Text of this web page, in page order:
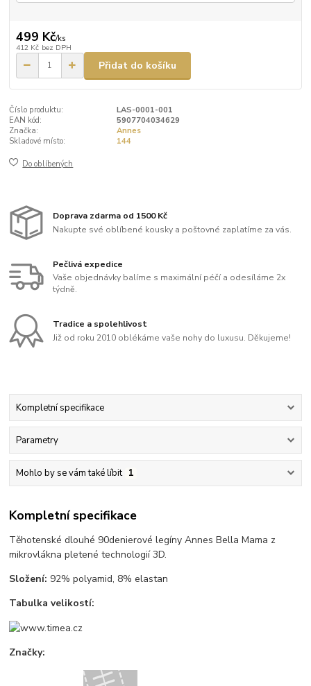
499 Kč/ks
412 Kč bez DPH
Přidat do košíku
Číslo produktu:
LAS-0001-001
EAN kód:
5907704034629
Značka:
Annes
Skladové místo:
144
Do oblíbených
Doprava zdarma od 1500 Kč
Nakupte své oblíbené kousky a poštovné zaplatíme za vás.
Pečlivá expedice
Vaše objednávky balíme s maximální péčí a odesíláme 2x
týdně.
Tradice a spolehlivost
Již od roku 2010 oblékáme vaše nohy do luxusu. Děkujeme!
Kompletní specifikace
Parametry
Mohlo by se vám také líbit 1
Kompletní specifikace
Těhotenské dlouhé 90denierové legíny Annes Bella Mama z
mikrovlákna pletené technologií 3D.
Složení: 92% polyamid, 8% elastan
Tabulka velikostí:
Značky: